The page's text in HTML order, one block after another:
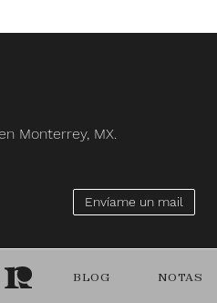
BLOG NOTAS
Monterrey, MX.
Envíame un mail